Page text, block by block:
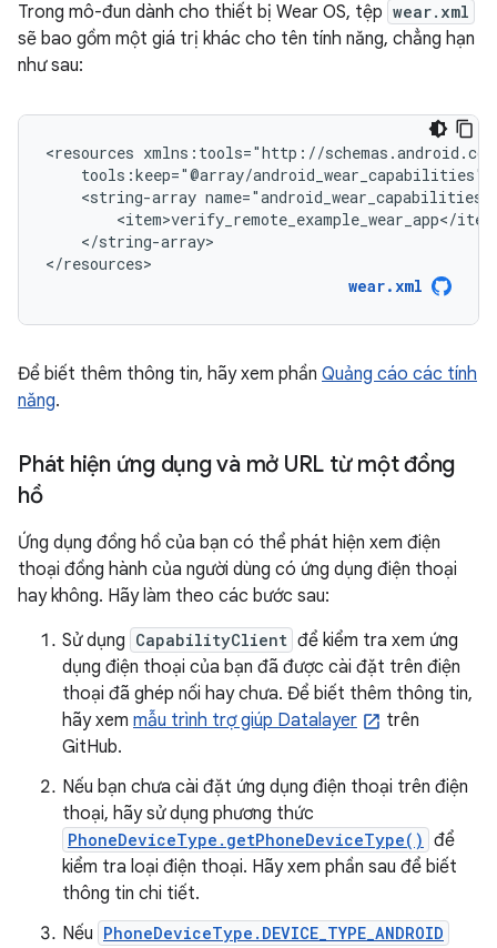
Trong mô-đun dành cho thiết bị Wear OS, tệp wear.xml
sẽ bao gồm một giá trị khác cho tên tính năng, chẳng hạn
như sau:
<resources
<string-array
</string-array>
</resources>
wear.xml
Để biết thêm thông tin, hãy xem phần Quảng cáo các tính
năng.
Phát hiện ứng dụng và mở URL từ một đồng
hồ
Ứng dụng đồng hồ của bạn có thể phát hiện xem điện
thoại đồng hành của người dùng có ứng dụng điện thoại
hay không. Hãy làm theo các bước sau:
Sử dụng CapabilityClient để kiểm tra xem ứng
dụng điện thoại của bạn đã được cài đặt trên điện
thoại đã ghép nối hay chưa. Để biết thêm thông tin,
hãy xem mẫu trình trợ giúp Datalayer
trên
GitHub.
Nếu bạn chưa cài đặt ứng dụng điện thoại trên điện
thoại, hãy sử dụng phương thức
PhoneDeviceType.getPhoneDeviceType() để
kiểm tra loại điện thoại. Hãy xem phần sau để biết
thông tin chi tiết.
Nếu PhoneDeviceType.DEVICE_TYPE_ANDROID